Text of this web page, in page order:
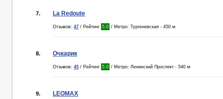
7. La Redoute
Отзывов: 47 / Рейтинг 5.0 / Метро: Тургеневская - 450 м
8. Очкарик
Отзывов: 45 / Рейтинг 5.0 / Метро: Ленинский Проспект - 540 м
9. LEOMAX